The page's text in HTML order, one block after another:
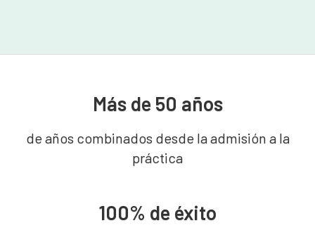
Más de 50 años
de años combinados desde la admisión a la
práctica
100% de éxito